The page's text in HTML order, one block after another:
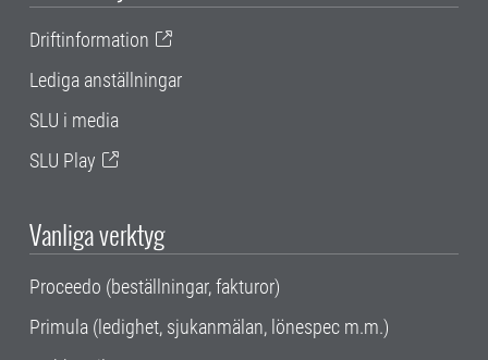
Driftinformation
Lediga anställningar
SLU i media
SLU Play
Vanliga verktyg
Proceedo (beställningar, fakturor)
Primula (ledighet, sjukanmälan, lönespec m.m.)